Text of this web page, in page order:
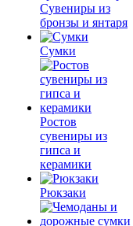
Сувениры из
бронзы и янтаря
Сумки
Ростов
сувениры из
гипса и
керамики
Рюкзаки